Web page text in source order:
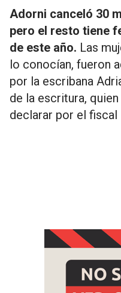
Adorni canceló 30
pero el resto tiene
de este año. Las
lo conocían, fueron
por la escribana
de la escritura,
declarar por el